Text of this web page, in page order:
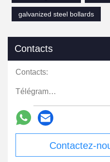
galvanized steel bollards
Contacts
Contacts:
Télégramme:
Contactez-